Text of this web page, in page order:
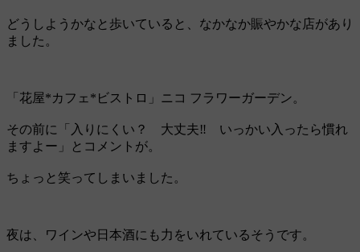
どうしようかなと歩いていると、なかなか賑やかな店があり
ました。
「花屋*カフェ*ビストロ」ニコ フラワーガーデン。
その前に「入りにくい？ 大丈夫‼ いっかい入ったら慣れ
ますよー」とコメントが。
ちょっと笑ってしまいました。
夜は、ワインや日本酒にも力をいれているそうです。